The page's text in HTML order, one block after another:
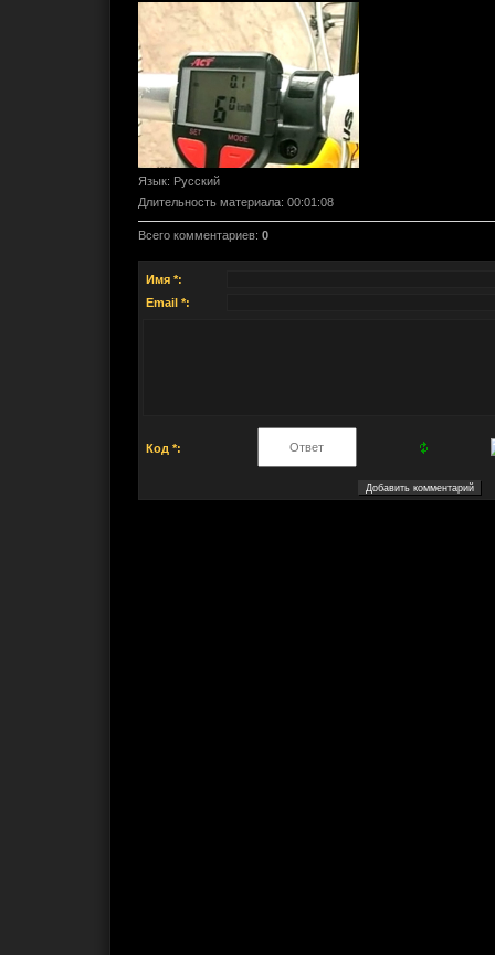
Язык: Русский
Длительность материала: 00:01:08
Всего комментариев: 0
Имя *:
Email *:
Код *: